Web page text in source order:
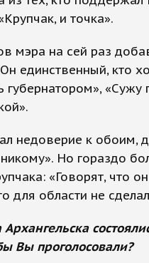
и точка».
мэра на сей раз
единственный, кто
губернатором», «Сужу
недоверие к обоим,
Но гораздо
«Говорят, что
для области не
Вы проголосовали?